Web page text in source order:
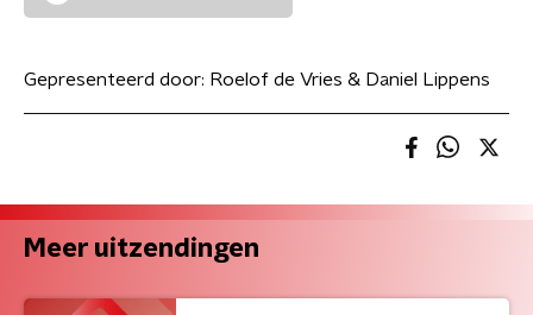
Gepresenteerd door: Roelof de Vries & Daniel Lippens
Meer uitzendingen